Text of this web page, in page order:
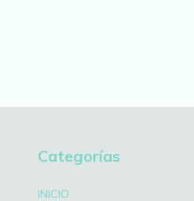
Categorías
INICIO